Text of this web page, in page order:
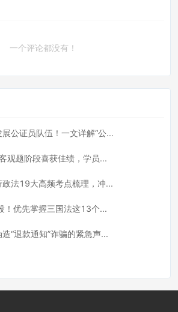
一个评论都没有！
公证员队伍！一文详解“公...
观题阶段喜获佳绩，学员...
政法19大高频考点梳理，冲...
！优先掌握三国法这13个...
“退款通知”诈骗的紧急声...